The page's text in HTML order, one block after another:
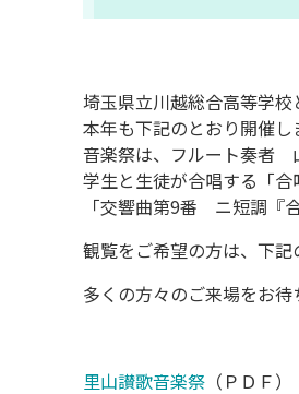
埼玉県立川越総合高等学
本年も下記のとおり開催し
音楽祭は、フルート奏者
学生と生徒が合唱する「
「交響曲第9番 ニ短調『
観覧をご希望の方は、下記
多くの方々のご来場をお待
里山讃歌音楽祭 （ＰＤＦ）